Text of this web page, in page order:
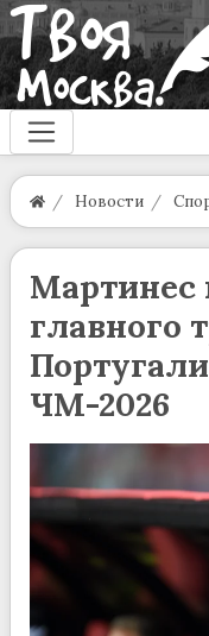
Новости
Мартинес
главного
ЧМ-2026